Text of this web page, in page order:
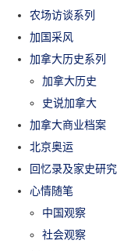
农场访谈系列
加国采风
加拿大历史系列
加拿大历史
史说加拿大
加拿大商业档案
北京奥运
回忆录及家史研究
心情随笔
中国观察
社会观察